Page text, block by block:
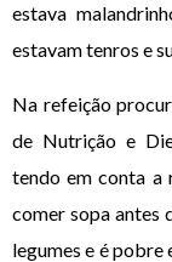
estava
estavam tenros e
Na refeição
de Nutrição e
tendo em conta a
comer sopa antes
legumes e é